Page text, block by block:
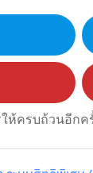
ห้ครบถ้วนอีก